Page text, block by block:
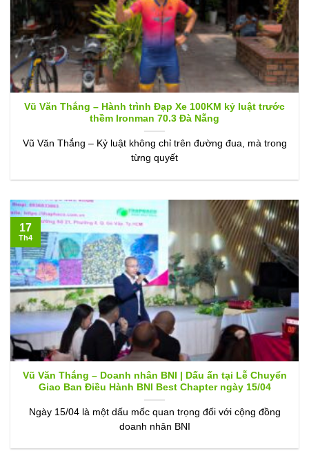
Vũ Văn Thắng – Hành trình Đạp Xe 100KM kỷ luật trước
thềm Ironman 70.3 Đà Nẵng
Vũ Văn Thắng – Kỷ luật không chỉ trên đường đua, mà trong
từng quyết
Vũ Văn Thắng – Doanh nhân BNI | Dấu ấn tại Lễ Chuyển
Giao Ban Điều Hành BNI Best Chapter ngày 15/04
Ngày 15/04 là một dấu mốc quan trọng đối với cộng đồng
doanh nhân BNI
17
Th4